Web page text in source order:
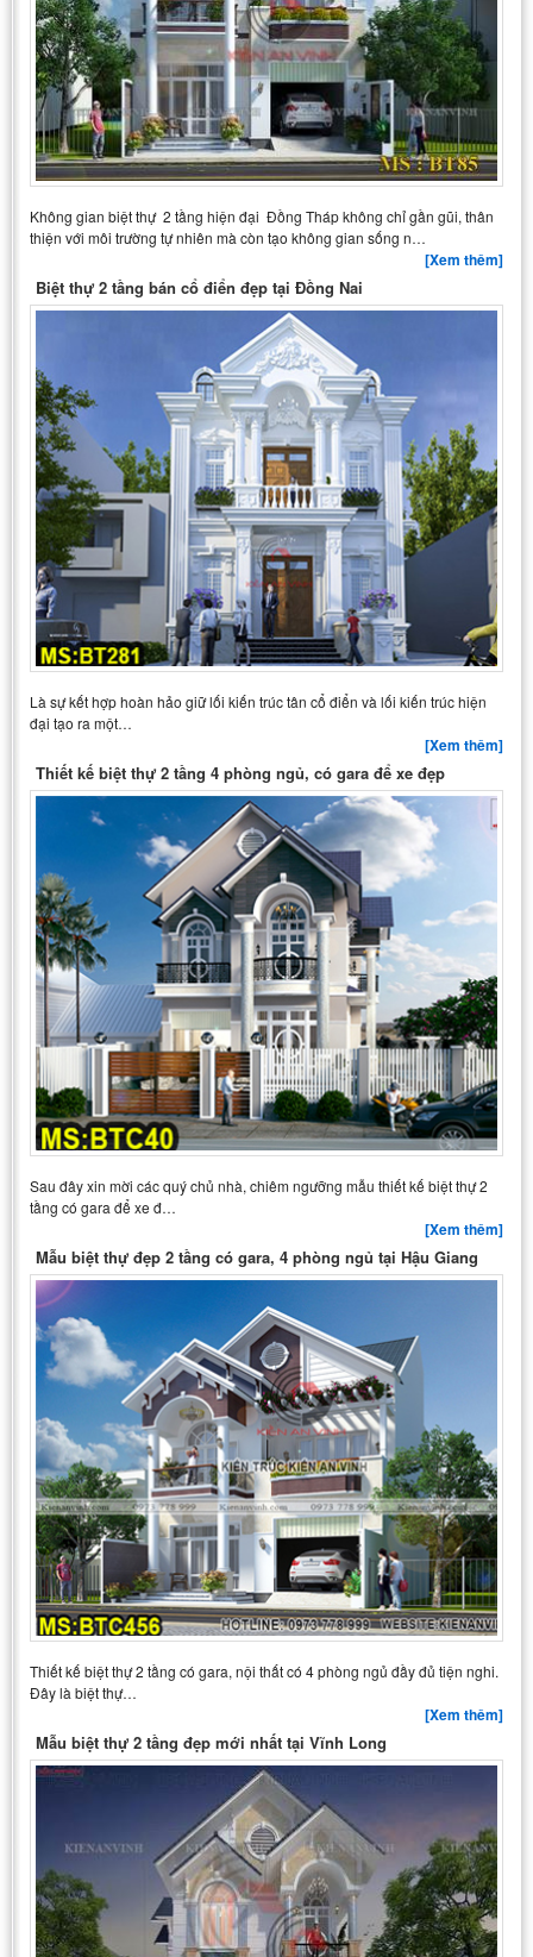
Không gian biệt thự 2 tầng hiện đại Đồng Tháp không chỉ gần gũi, thân
thiện với môi trường tự nhiên mà còn tạo không gian sống n…
[Xem thêm]
Biệt thự 2 tầng bán cổ điển đẹp tại Đồng Nai
Là sự kết hợp hoàn hảo giữ lối kiến trúc tân cổ điển và lối kiến trúc hiện
đại tạo ra một…
[Xem thêm]
Thiết kế biệt thự 2 tầng 4 phòng ngủ, có gara để xe đẹp
Sau đây xin mời các quý chủ nhà, chiêm ngưỡng mẫu thiết kế biệt thự 2
tầng có gara để xe đ…
[Xem thêm]
Mẫu biệt thự đẹp 2 tầng có gara, 4 phòng ngủ tại Hậu Giang
Thiết kế biệt thự 2 tầng có gara, nội thất có 4 phòng ngủ đầy đủ tiện nghi.
Đây là biệt thự…
[Xem thêm]
Mẫu biệt thự 2 tầng đẹp mới nhất tại Vĩnh Long